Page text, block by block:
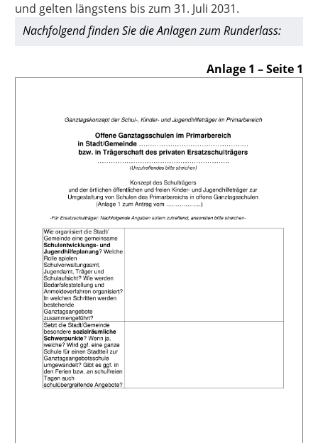
und gelten längstens bis zum 31. Juli 2031.
Nachfolgend finden Sie die Anlagen zum Runderlass:
Anlage 1 – Seite 1